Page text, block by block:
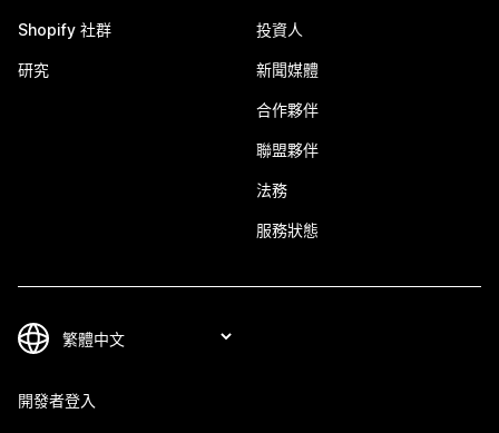
Shopify 社群
研究
投資人
新聞媒體
合作夥伴
聯盟夥伴
法務
服務狀態
開發者登入